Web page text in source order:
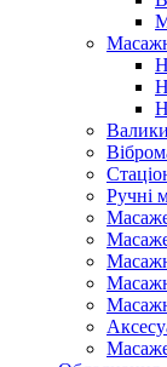
Ручні